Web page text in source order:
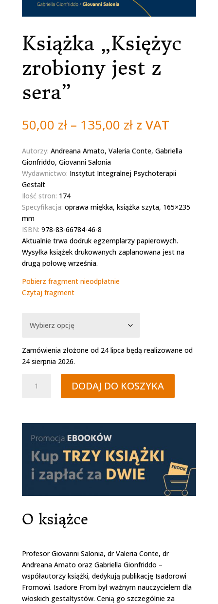
Książka „Księżyc
zrobiony jest z
sera”
50,00 zł – 135,00 złZakres
cen:
od
50,00 zł
do
135,00 zł
z VAT
Autorzy: Andreana Amato, Valeria Conte, Gabriella
Gionfriddo, Giovanni Salonia
Wydawnictwo: Instytut Integralnej Psychoterapii
Gestalt
Ilość stron: 174
Specyfikacja: oprawa miękka, książka szyta, 165×235
mm
ISBN: 978-83-66784-46-8
Aktualnie trwa dodruk egzemplarzy papierowych.
Wysyłka książek drukowanych zaplanowana jest na
drugą połowę września.
Pobierz fragment nieodpłatnie
Czytaj fragment
Zamówienia złożone od 24 lipca będą realizowane od
24 sierpnia 2026.
Książka
jest
DODAJ DO KOSZYKA
O książce
Profesor Giovanni Salonia, dr Valeria Conte, dr
Andreana Amato oraz Gabriella Gionfriddo –
współautorzy książki, dedykują publikację Isadorowi
Fromowi. Isadore From był ważnym nauczycielem dla
włoskich gestaltystów. Cenią go szczególnie za